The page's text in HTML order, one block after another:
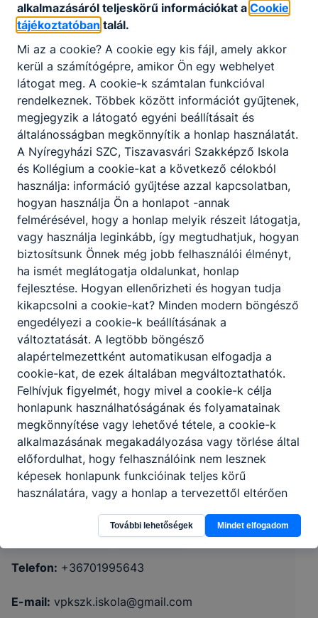
Partnereink
Nyíregyházi SZC Tiszavasvári Szakképző
Iskola és Kollégium
KRÉTA
Telefon: +36701995643
E-mail: vpkszk.iskola@gmail.com
alkalmazásáról teljeskörű információkat a Cookie
tájékoztatóban talál.
Mi az a cookie? A cookie egy kis fájl, amely akkor
kerül a számítógépre, amikor Ön egy webhelyet
látogat meg. A cookie-k számtalan funkcióval
rendelkeznek. Többek között információt gyűjtenek,
megjegyzik a látogató egyéni beállításait és
általánosságban megkönnyítik a honlap használatát.
A Nyíregyházi SZC, Tiszavasvári Szakképző Iskola
és Kollégium a cookie-kat a következő célokból
használja: információ gyűjtése azzal kapcsolatban,
hogyan használja Ön a honlapot -annak
felmérésével, hogy a honlap melyik részeit látogatja,
vagy használja leginkább, így megtudhatjuk, hogyan
biztosítsunk Önnek még jobb felhasználói élményt,
ha ismét meglátogatja oldalunkat, honlap
fejlesztése. Hogyan ellenőrizheti és hogyan tudja
kikapcsolni a cookie-kat? Minden modern böngésző
engedélyezi a cookie-k beállításának a
változtatását. A legtöbb böngésző
alapértelmezettként automatikusan elfogadja a
cookie-kat, de ezek általában megváltoztathatók.
Felhívjuk figyelmét, hogy mivel a cookie-k célja
honlapunk használhatóságának és folyamatainak
megkönnyítése vagy lehetővé tétele, a cookie-k
alkalmazásának megakadályozása vagy törlése által
előfordulhat, hogy felhasználóink nem lesznek
képesek honlapunk funkcióinak teljes körű
használatára, vagy a honlap a tervezettől eltérően
További lehetőségek Mindet elfogadom